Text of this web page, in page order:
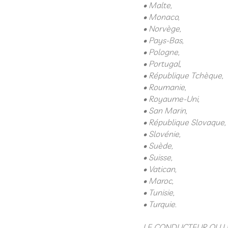
• Malte,
• Monaco,
• Norvège,
• Pays-Bas,
• Pologne,
• Portugal,
• République Tchèque,
• Roumanie,
• Royaume-Uni,
• San Marin,
• République Slovaque,
• Slovénie,
• Suède,
• Suisse,
• Vatican,
• Maroc,
• Tunisie,
• Turquie.